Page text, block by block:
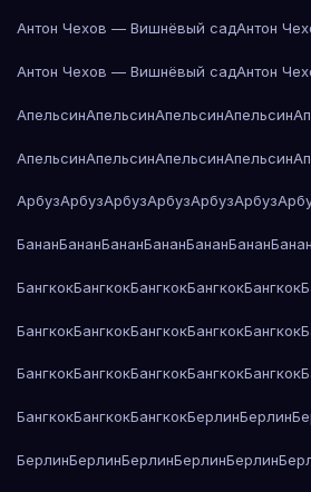
Антон Чехов — Вишнёвый садАнтон
Антон Чехов — Вишнёвый садАнтон
АпельсинАпельсинАпельсинАпельсин
АпельсинАпельсинАпельсинАпельсин
АрбузАрбузАрбузАрбузАрбузАрбуз
БананБананБананБананБананБананБанан
БангкокБангкокБангкокБангкокБангкок
БангкокБангкокБангкокБангкокБангкок
БангкокБангкокБангкокБангкокБангкок
БангкокБангкокБангкокБерлинБерлин
БерлинБерлинБерлинБерлинБерлин